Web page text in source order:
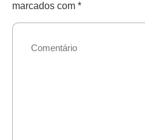
marcados com *